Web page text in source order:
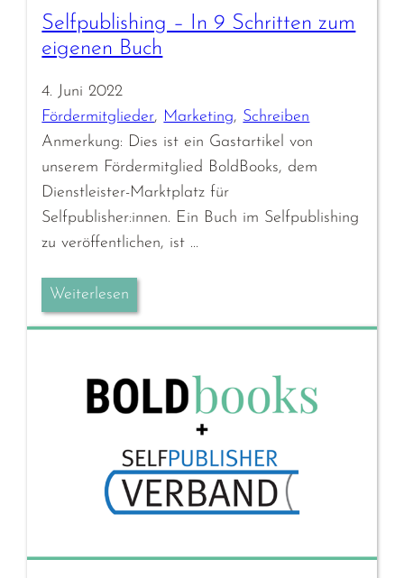
Selfpublishing – In 9 Schritten zum
eigenen Buch
4. Juni 2022
Fördermitglieder, Marketing, Schreiben
Anmerkung: Dies ist ein Gastartikel von
unserem Fördermitglied BoldBooks, dem
Dienstleister-Marktplatz für
Selfpublisher:innen. Ein Buch im Selfpublishing
zu veröffentlichen, ist …
Weiterlesen